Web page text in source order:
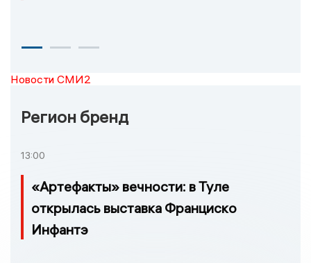
Новости СМИ2
Регион бренд
13:00
«Артефакты» вечности: в Туле
открылась выставка Франциско
Инфантэ